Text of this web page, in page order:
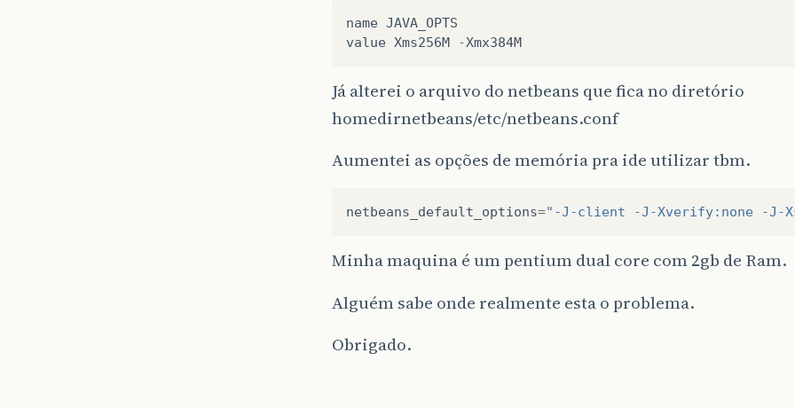
name JAVA_OPTS
value Xms256M -Xmx384M
Já alterei o arquivo do netbeans que fica no diretório
homedirnetbeans/etc/netbeans.conf
Aumentei as opções de memória pra ide utilizar tbm.
netbeans_default_options="-J-client -J-Xverify:none -J-
Minha maquina é um pentium dual core com 2gb de Ram.
Alguém sabe onde realmente esta o problema.
Obrigado.